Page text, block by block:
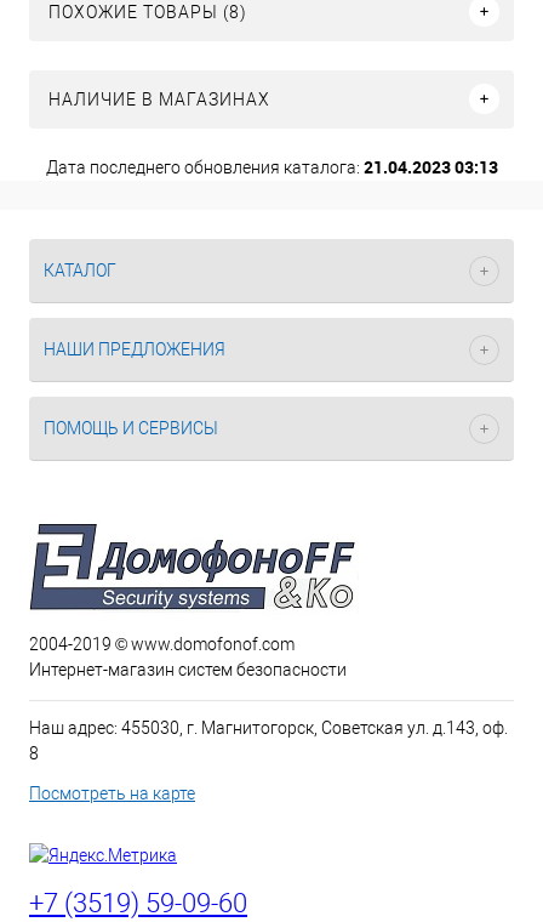
ПОХОЖИЕ ТОВАРЫ (8)
НАЛИЧИЕ В МАГАЗИНАХ
Дата последнего обновления каталога: 21.04.2023 03:13
КАТАЛОГ
НАШИ ПРЕДЛОЖЕНИЯ
ПОМОЩЬ И СЕРВИСЫ
2004-2019 © www.domofonof.com
Интернет-магазин систем безопасности
Наш адрес: 455030, г. Магнитогорск, Советская ул. д.143, оф.
8
Посмотреть на карте
+7 (3519) 59-09-60